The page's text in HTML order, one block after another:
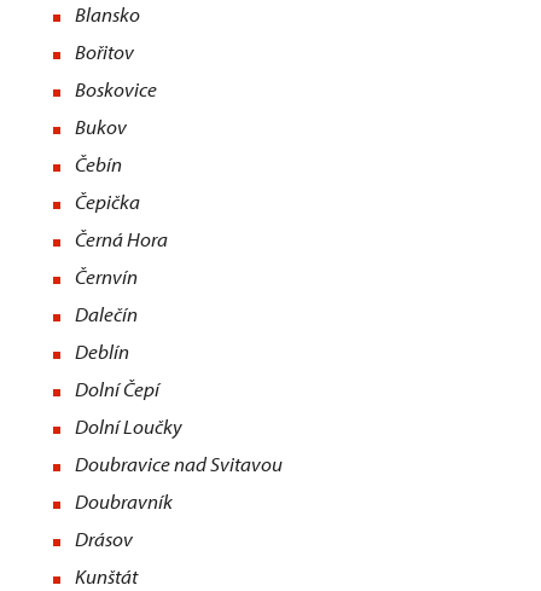
Blansko
Bořitov
Boskovice
Bukov
Čebín
Čepička
Černá Hora
Černvín
Dalečín
Deblín
Dolní Čepí
Dolní Loučky
Doubravice nad Svitavou
Doubravník
Drásov
Kunštát